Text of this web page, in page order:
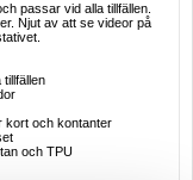
passar vid alla tillfällen.
Njut av att se videor på
kort och kontanter
och TPU